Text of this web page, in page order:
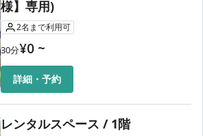
様】専用)
2名 まで利用可
30分¥0 ~
詳細・予約
レンタルスペース / 1階